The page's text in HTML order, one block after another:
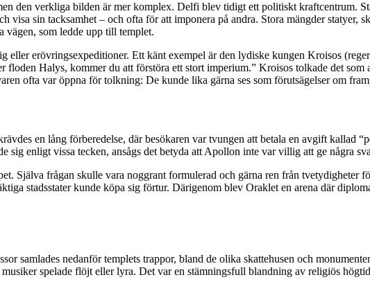
den verkliga bilden är mer komplex. Delfi blev tidigt ett politiskt kraftcentrum.
sin tacksamhet – och ofta för att imponera på andra. Stora mängder statyer,
vägen, som ledde upp till templet.
erövringsexpeditioner. Ett känt exempel är den lydiske kungen Kroisos
Halys, kommer du att förstöra ett stort imperium.” Kroisos tolkade det
ofta var öppna för tolkning: De kunde lika gärna ses som förutsägelser om
en lång förberedelse, där besökaren var tvungen att betala en avgift kallad
enligt vissa tecken, ansågs det betyda att Apollon inte var villig att ge några
Själva frågan skulle vara noggrant formulerad och gärna ren från tvetydigheter
stadsstater kunde köpa sig förtur. Därigenom blev Oraklet en arena där
samlades nedanför templets trappor, bland de olika skattehusen och
spelade flöjt eller lyra. Det var en stämningsfull blandning av religiös